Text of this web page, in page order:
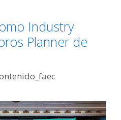
Industry
Planner de